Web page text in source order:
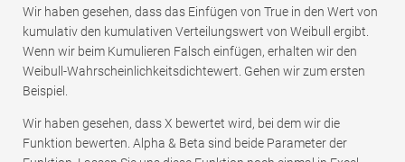
Wir haben gesehen, dass das Einfügen von True in den Wert von
kumulativ den kumulativen Verteilungswert von Weibull ergibt.
Wenn wir beim Kumulieren Falsch einfügen, erhalten wir den
Weibull-Wahrscheinlichkeitsdichtewert. Gehen wir zum ersten
Beispiel.
Wir haben gesehen, dass X bewertet wird, bei dem wir die
Funktion bewerten. Alpha & Beta sind beide Parameter der